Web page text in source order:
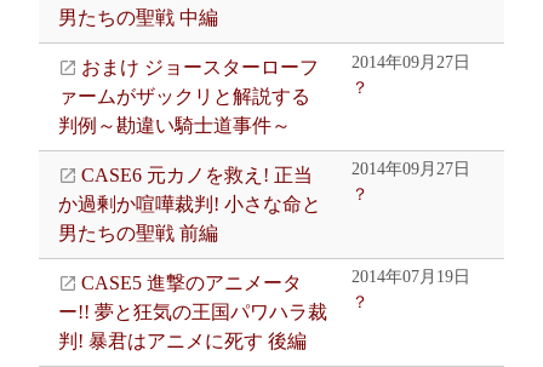
男たちの聖戦 中編
おまけ ジョースターローフ
ァームがザックリと解説する
判例～勘違い騎士道事件～
2014年09月27日
？
CASE6 元カノを救え! 正当
か過剰か喧嘩裁判! 小さな命と
男たちの聖戦 前編
2014年09月27日
？
CASE5 進撃のアニメータ
ー!! 夢と狂気の王国パワハラ裁
判! 暴君はアニメに死す 後編
2014年07月19日
？